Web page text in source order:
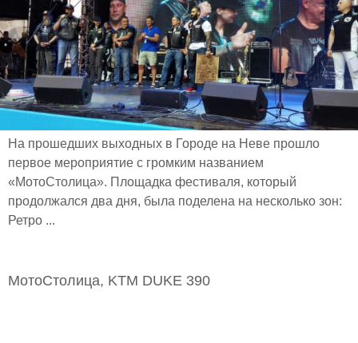
На прошедших выходных в Городе на Неве прошло
первое мероприятие с громким названием
«МотоСтолица». Площадка фестиваля, который
продолжался два дня, была поделена на несколько зон:
Ретро ...
МотоСтолица, KTM DUKE 390